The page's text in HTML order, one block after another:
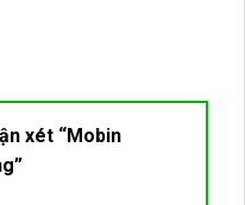
xét “Mobin